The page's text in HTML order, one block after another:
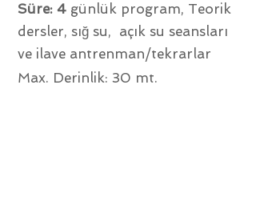
Süre: 4 günlük program, Teorik
dersler, sığ su, açık su seansları
ve ilave antrenman/tekrarlar
Max. Derinlik: 30 mt.